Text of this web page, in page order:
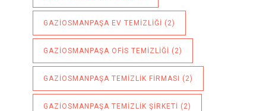
GAZIOSMANPAŞA EV TEMIZLIĞI (2)
GAZIOSMANPAŞA OFIS TEMIZLIĞI (2)
GAZIOSMANPAŞA TEMIZLIK FIRMASI (2)
GAZIOSMANPAŞA TEMIZLIK ŞIRKETI (2)